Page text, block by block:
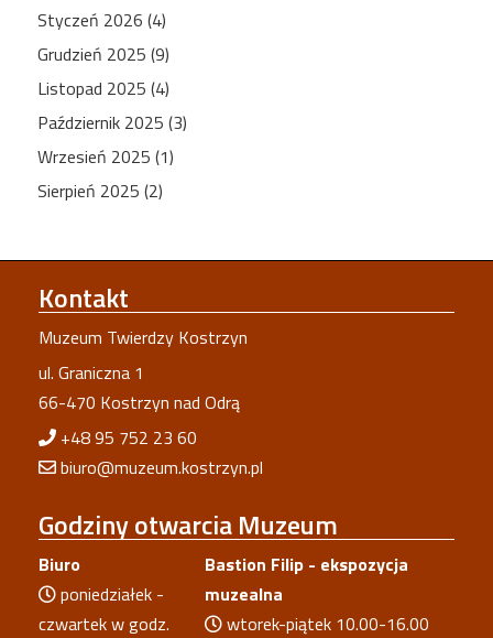
Styczeń 2026 (4)
Grudzień 2025 (9)
Listopad 2025 (4)
Październik 2025 (3)
Wrzesień 2025 (1)
Sierpień 2025 (2)
Kontakt
Muzeum Twierdzy Kostrzyn
ul. Graniczna 1
66-470 Kostrzyn nad Odrą
+48 95 752 23 60
biuro@muzeum.kostrzyn.pl
Godzinyotwarcia Muzeum
Biuro
poniedziałek -
czwartek w godz.
Bastion Filip - ekspozycja
muzealna
wtorek-piątek 10.00-16.00